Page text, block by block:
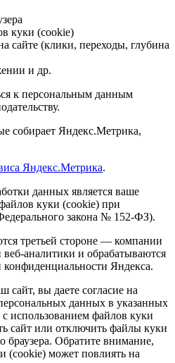
куки (cookie)
сайте (клики, переходы, глубина
и др.
к персональным данным
собирает Яндекс.Метрика,
Яндекс.Метрика.
данных является ваше
куки (cookie) при
закона № 152-ФЗ).
третьей стороне — компании
аналитики и обрабатываются
конфиденциальности Яндекса.
сайт, вы даете согласие на
данных в указанных
использованием файлов куки
сайт или отключить файлы куки
браузера. Обратите внимание,
(cookie) может повлиять на